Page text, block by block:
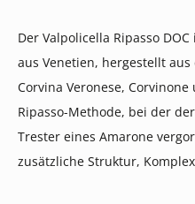
Der Valpolicella Ripasso
aus Venetien, hergestellt
Corvina Veronese,
Ripasso-Methode, bei der
Trester eines Amarone
zusätzliche Struktur,